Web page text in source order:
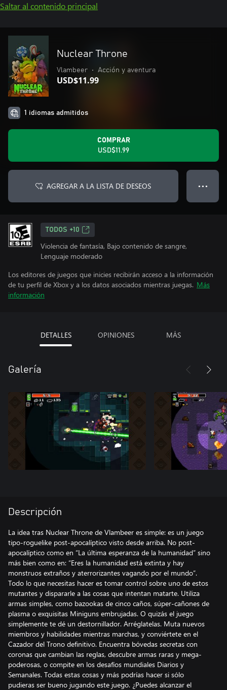
Saltar al contenido principal
Nuclear Throne
Vlambeer • Acción y aventura
USD$11.99
1 idiomas admitidos
COMPRAR
USD$11.99
AGREGAR A LA LISTA DE DESEOS ● ● ●
TODOS +10
Violencia de fantasía, Bajo contenido de sangre,
Lenguaje moderado
Los editores de juegos que inicies recibirán acceso a la información
de tu perfil de Xbox y a los datos asociados mientras juegas. Más
información
DETALLES OPINIONES MÁS
Galería
Descripción
La idea tras Nuclear Throne de Vlambeer es simple: es un juego
tipo-roguelike post-apocalíptico visto desde arriba. No post-
apocalíptico como en “La última esperanza de la humanidad” sino
más bien como en: “Eres la humanidad está extinta y hay
monstruos extraños y aterrorizantes vagando por el mundo”.
Todo lo que necesitas hacer es tomar control sobre uno de estos
mutantes y dispararle a las cosas que intentan matarte. Utiliza
armas simples, como bazookas de cinco caños, súper-cañones de
plasma o exquisitas Miniguns embrujadas. O quizás el juego
simplemente te dé un destornillador. Arréglatelas. Muta nuevos
miembros y habilidades mientras marchas, y conviértete en el
Cazador del Trono definitivo. Encuentra bóvedas secretas con
coronas que cambian las reglas, descubre armas raras y mega-
poderosas, o compite en los desafíos mundiales Diarios y
Semanales. Todas estas cosas y más podrías hacer si sólo
pudieras ser bueno jugando este juego. ¿Puedes alcanzar el